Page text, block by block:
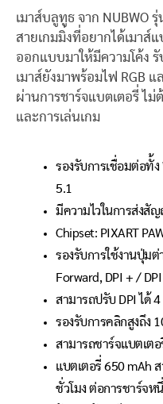
เมาส์บลูทูธ จาก NUBWO
สายเกมมิ่งที่อยากได้เมาส์
ออกแบบมาให้มีความโค้ง
เมาส์ยังมาพร้อมไฟ RGB
ผ่านการชาร์จแบตเตอรี่ ไม่
และการเล่นเกม
รองรับการเชื่อมต่อทั้ง
5.1
มีความไวในการส่งสั
Chipset: PIXART
รองรับการใช้งานปุ่ม
Forward, DPI + /
สามารถปรับ DPI ได้
รองรับการคลิกสูงถึง
สามารถชาร์จแบตเต
แบตเตอรี่ 650 mAh
ชั่วโมง ต่อการชาร์จห